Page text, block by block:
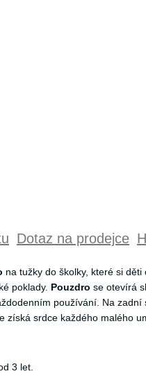
Dotaz na prodejce
na tužky do školky, které si
poklady. Pouzdro se otevírá
používání. Na
získá srdce každého malého
3 let.